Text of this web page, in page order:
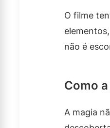
O filme
não é
Como
A magia